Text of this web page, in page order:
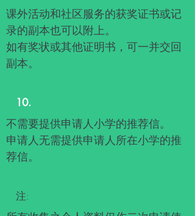
课外活动和社区服务的获奖证书或记
录的副本也可以附上。
如有奖状或其他证明书，可一并交回
副本。
10.
不需要提供申请人小学的推荐信。
申请人无需提供申请人所在小学的推
荐信。
注: